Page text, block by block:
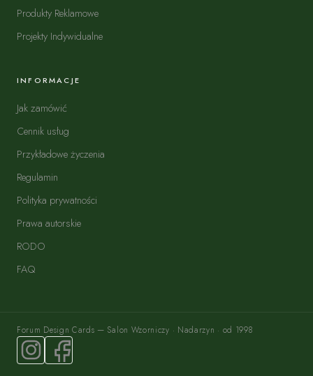
Produkty Reklamowe
Projekty Indywidualne
INFORMACJE
Jak zamówić
Cennik usług
Przykładowe życzenia
Regulamin
Polityka prywatności
Prawa autorskie
RODO
FAQ
Forum Design Cards — Salon Wzorniczy · Nadarzyn · od 1998